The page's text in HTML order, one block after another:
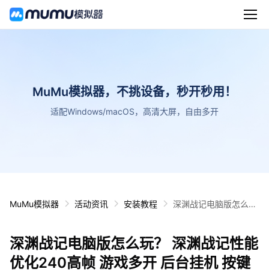
MuMu模拟器，不挑设备，秒开秒用！
适配Windows/macOS，高清大屏，自由多开
MuMu模拟器 活动资讯 安装教程
深渊战记电脑版怎么
台挂机 按键设置教程
深渊战记电脑版怎么玩？ 深渊战记性能
优化240高帧 游戏多开 后台挂机 按键